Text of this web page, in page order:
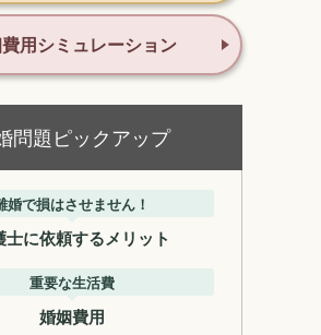
用シミュレーション
問題ピックアップ
婚で損はさせません！
士に依頼するメリット
重要な生活費
婚姻費用